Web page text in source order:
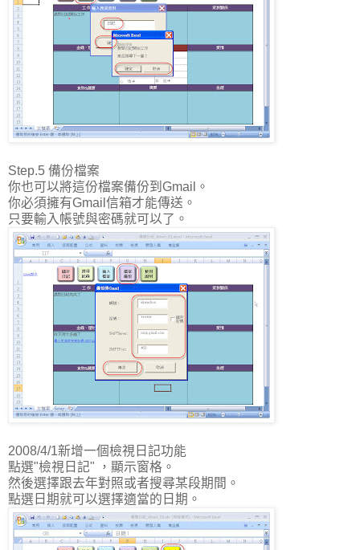
Step.5 備份檔案
你也可以將這份檔案備份到Gmail。
你必須擁有Gmail信箱才能傳送。
只要輸入帳號與密碼就可以了。
2008/4/1新增一個檢視日記功能
點選"檢視日記" ，顯示窗格。
然後選擇跟去年對照或者搜尋某段期間。
點選日期就可以選擇適當的日期。